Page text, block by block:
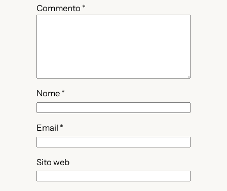
Commento *
Nome *
Email *
Sito web